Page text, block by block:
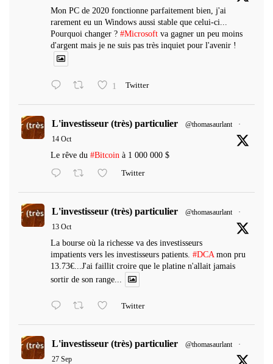
Mon PC de 2020 fonctionne parfaitement bien, j'ai
rarement eu un Windows aussi stable que celui-ci...
Pourquoi changer ? #Microsoft va gagner un peu moins
d'argent mais je ne suis pas très inquiet pour l'avenir !
1 Twitter
L'investisseur (très) particulier @thomasaurlant
·
14 Oct
Le rêve du #Bitcoin à 1 000 000 $
Twitter
L'investisseur (très) particulier @thomasaurlant
·
13 Oct
La bourse où la richesse va des investisseurs
impatients vers les investisseurs patients. #DCA mon pru
13.73€...J'ai faillit croire que le platine n'allait jamais
sortir de son range...
Twitter
L'investisseur (très) particulier @thomasaurlant
·
27 Sep